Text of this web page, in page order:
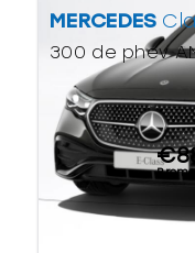
MERCEDES
300 de phev
Promo